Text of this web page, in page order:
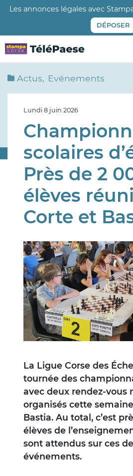
Aller
principal
Les annonces légales avec
DÉPOSER
Actus Evénements
Lundi 8 juin 2026
scolaires
Près de 2
élèves
Corte et
Image
La Ligue Corse des
tournée des
avec deux rendez-vous
organisés cette
Bastia. Au total, c’est
élèves de
sont attendus sur ces
événements.